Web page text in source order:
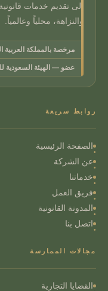
إلى تقديم خدمات
والنزاهة، محلياً وعالمياً.
مرخصة بالمملكة العربية
عضو — الهيئة السعودية
روابط سريعة
الصفحة الرئيسية
عن الشركة
خدماتنا
فريق العمل
المدونة القانونية
اتصل بنا
مجالات الممارسة
القضايا التجارية